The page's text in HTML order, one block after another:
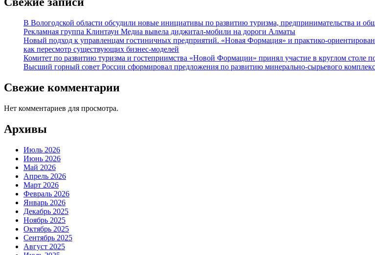
В Вологодской области обсудили новые инициативы по развитию туризма, предпринимательства и
Рекламная группа Клинтаун Медиа вывела диджитал-мобили на дороги Алматы
Новый подход к управленцам гостиничных предприятий. «Новая Формация» и практико-
как пересмотр существующих бизнес-моделей
Комитет по развитию туризма и гостеприимства «Новой Формации» принял участие в круглом столе
Высший горный совет России сформировал предложения по развитию минерально-сырьевого
Свежие комментарии
Нет комментариев для просмотра.
Архивы
Июль 2026
Июнь 2026
Май 2026
Апрель 2026
Март 2026
Февраль 2026
Январь 2026
Декабрь 2025
Ноябрь 2025
Октябрь 2025
Сентябрь 2025
Август 2025